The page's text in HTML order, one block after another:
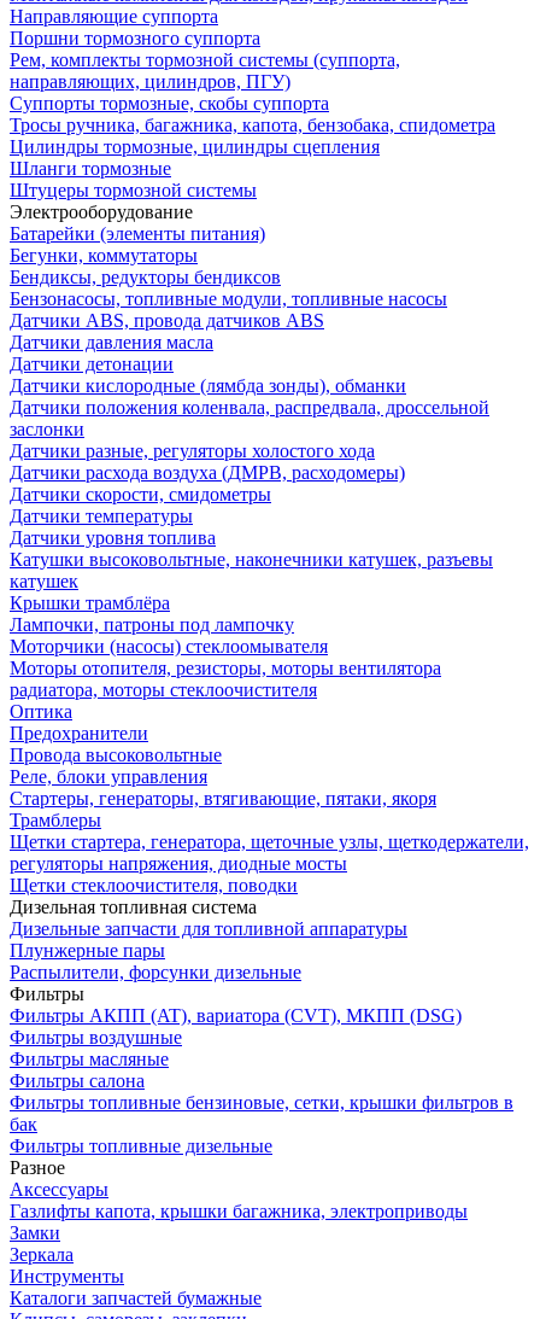
Направляющие суппорта
Поршни тормозного суппорта
Рем, комплекты тормозной системы (суппорта,
направляющих, цилиндров, ПГУ)
Суппорты тормозные, скобы суппорта
Тросы ручника, багажника, капота, бензобака, спидометра
Цилиндры тормозные, цилиндры сцепления
Шланги тормозные
Штуцеры тормозной системы
Электрооборудование
Батарейки (элементы питания)
Бегунки, коммутаторы
Бендиксы, редукторы бендиксов
Бензонасосы, топливные модули, топливные насосы
Датчики ABS, провода датчиков ABS
Датчики давления масла
Датчики детонации
Датчики кислородные (лямбда зонды), обманки
Датчики положения коленвала, распредвала, дроссельной
заслонки
Датчики разные, регуляторы холостого хода
Датчики расхода воздуха (ДМРВ, расходомеры)
Датчики скорости, смидометры
Датчики температуры
Датчики уровня топлива
Катушки высоковольтные, наконечники катушек, разъевы
катушек
Крышки трамблёра
Лампочки, патроны под лампочку
Моторчики (насосы) стеклоомывателя
Моторы отопителя, резисторы, моторы вентилятора
радиатора, моторы стеклоочистителя
Оптика
Предохранители
Провода высоковольтные
Реле, блоки управления
Стартеры, генераторы, втягивающие, пятаки, якоря
Трамблеры
Щетки стартера, генератора, щеточные узлы, щеткодержатели,
регуляторы напряжения, диодные мосты
Щетки стеклоочистителя, поводки
Дизельная топливная система
Дизельные запчасти для топливной аппаратуры
Плунжерные пары
Распылители, форсунки дизельные
Фильтры
Фильтры АКПП (AT), вариатора (CVT), МКПП (DSG)
Фильтры воздушные
Фильтры масляные
Фильтры салона
Фильтры топливные бензиновые, сетки, крышки фильтров в
бак
Фильтры топливные дизельные
Разное
Аксесcуары
Газлифты капота, крышки багажника, электроприводы
Замки
Зеркала
Инструменты
Каталоги запчастей бумажные